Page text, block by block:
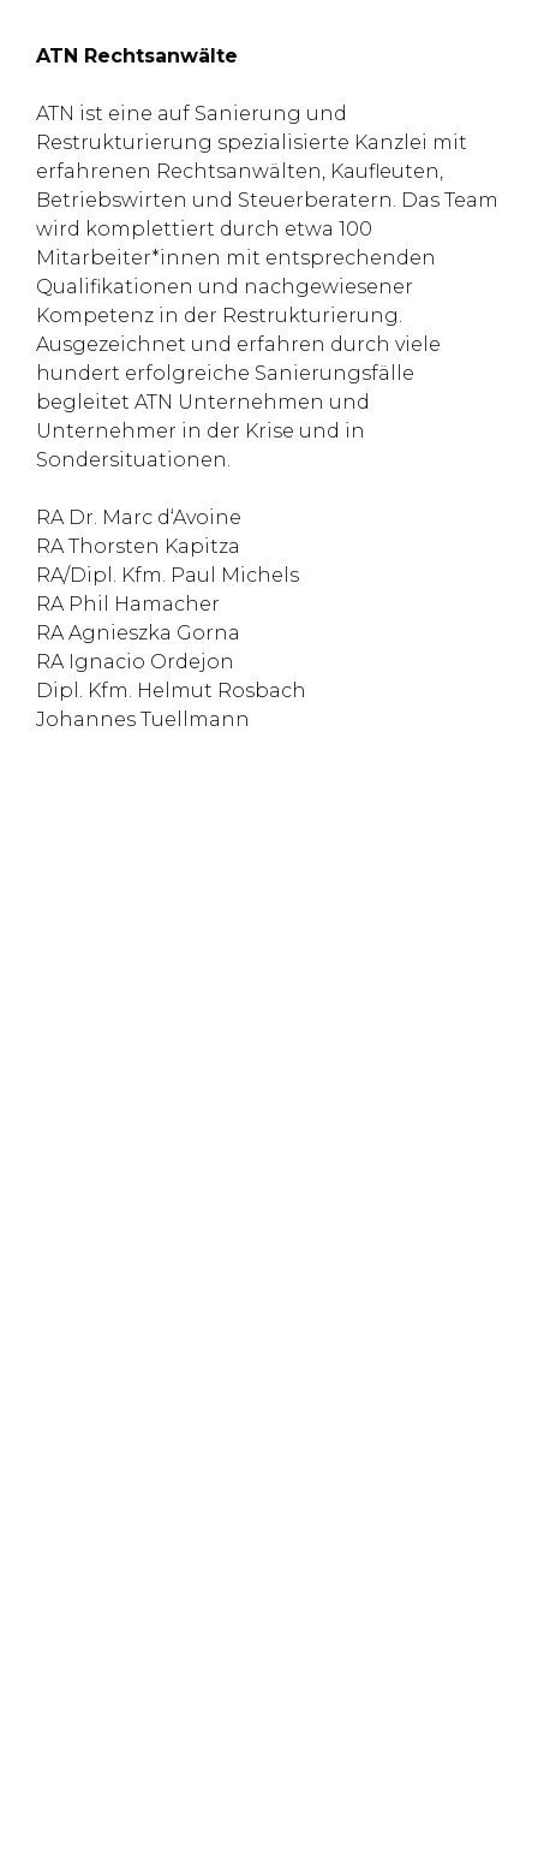
ATN Rechtsanwälte
ATN ist eine auf Sanierung und
Restrukturierung spezialisierte Kanzlei mit
erfahrenen Rechtsanwälten, Kaufleuten,
Betriebswirten und Steuerberatern. Das Team
wird komplettiert durch etwa 100
Mitarbeiter*innen mit entsprechenden
Qualifikationen und nachgewiesener
Kompetenz in der Restrukturierung.
Ausgezeichnet und erfahren durch viele
hundert erfolgreiche Sanierungsfälle
begleitet ATN Unternehmen und
Unternehmer in der Krise und in
Sondersituationen.
RA Dr. Marc d‘Avoine
RA Thorsten Kapitza
RA/Dipl. Kfm. Paul Michels
RA Phil Hamacher
RA Agnieszka Gorna
RA Ignacio Ordejon
Dipl. Kfm. Helmut Rosbach
Johannes Tuellmann